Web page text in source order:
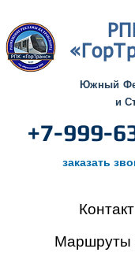
Южный
и
+7-999-
заказать
Маршруты